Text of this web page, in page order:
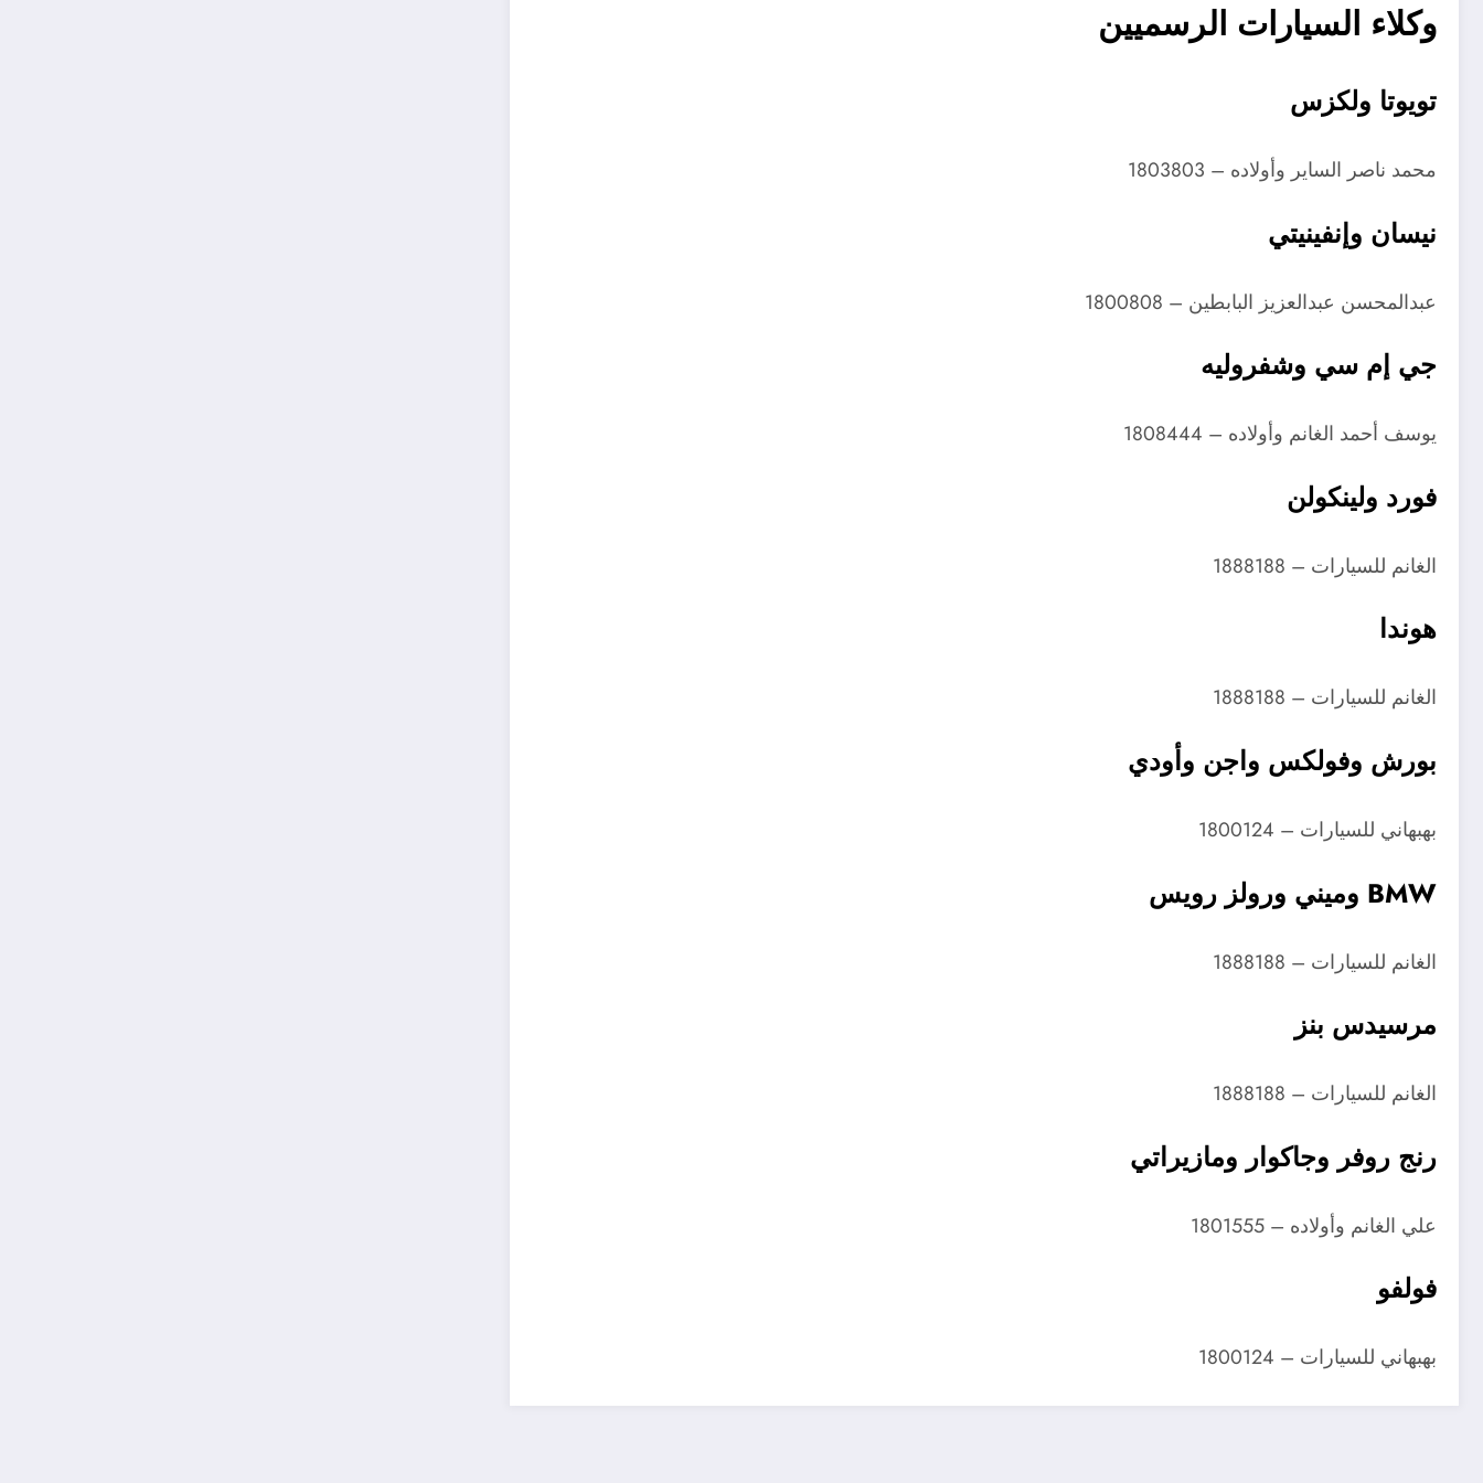
وكلاء السيارات الرسميين
تويوتا ولكزس
محمد ناصر الساير وأولاده – 1803803
نيسان وإنفينيتي
عبدالمحسن عبدالعزيز البابطين – 1800808
جي إم سي وشفروليه
يوسف أحمد الغانم وأولاده – 1808444
فورد ولينكولن
الغانم للسيارات – 1888188
هوندا
الغانم للسيارات – 1888188
بورش وفولكس واجن وأودي
بهبهاني للسيارات – 1800124
BMW وميني ورولز رويس
الغانم للسيارات – 1888188
مرسيدس بنز
الغانم للسيارات – 1888188
رنج روفر وجاكوار ومازيراتي
علي الغانم وأولاده – 1801555
فولفو
بهبهاني للسيارات – 1800124